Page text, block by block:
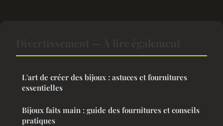
L'art de créer des bijoux : astuces et fournitures
essentielles
Bijoux faits main : guide des fournitures et conseils
pratiques